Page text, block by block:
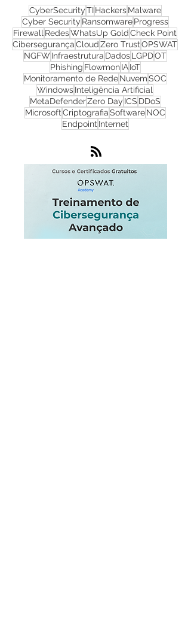
CyberSecurityTIHackersMalware
Cyber SecurityRansomwareProgress
FirewallRedesWhatsUp Gold Check Point
CibersegurançaCloudZero Trust
NGFWInfraestruturaDadosLGPDOT
PhishingFlowmonIAIoT
Monitoramento de RedeNuvemSOC
WindowsInteligência Artificial
MetaDefenderZero DayICS
EndpointInternet